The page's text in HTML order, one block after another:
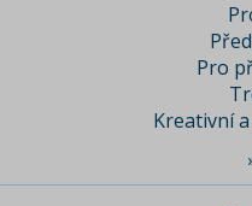
Pro
Kreativní